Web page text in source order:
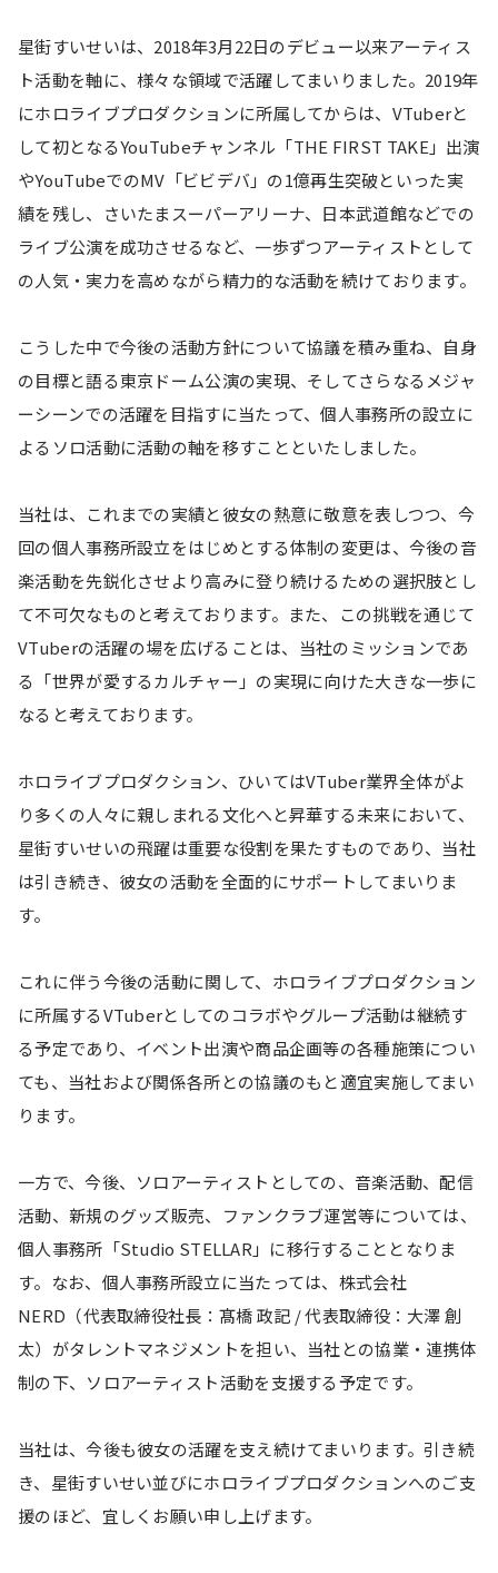
星街すいせいは、2018年3月22日のデビュー以来アーティス
ト活動を軸に、様々な領域で活躍してまいりました。2019年
にホロライブプロダクションに所属してからは、VTuberと
して初となるYouTubeチャンネル「THE FIRST TAKE」出演
やYouTubeでのMV「ビビデバ」の1億再生突破といった実
績を残し、さいたまスーパーアリーナ、日本武道館などでの
ライブ公演を成功させるなど、一歩ずつアーティストとして
の人気・実力を高めながら精力的な活動を続けております。
こうした中で今後の活動方針について協議を積み重ね、自身
の目標と語る東京ドーム公演の実現、そしてさらなるメジャ
ーシーンでの活躍を目指すに当たって、個人事務所の設立に
よるソロ活動に活動の軸を移すことといたしました。
当社は、これまでの実績と彼女の熱意に敬意を表しつつ、今
回の個人事務所設立をはじめとする体制の変更は、今後の音
楽活動を先鋭化させより高みに登り続けるための選択肢とし
て不可欠なものと考えております。また、この挑戦を通じて
VTuberの活躍の場を広げることは、当社のミッションであ
る「世界が愛するカルチャー」の実現に向けた大きな一歩に
なると考えております。
ホロライブプロダクション、ひいてはVTuber業界全体がよ
り多くの人々に親しまれる文化へと昇華する未来において、
星街すいせいの飛躍は重要な役割を果たすものであり、当社
は引き続き、彼女の活動を全面的にサポートしてまいりま
す。
これに伴う今後の活動に関して、ホロライブプロダクション
に所属するVTuberとしてのコラボやグループ活動は継続す
る予定であり、イベント出演や商品企画等の各種施策につい
ても、当社および関係各所との協議のもと適宜実施してまい
ります。
一方で、今後、ソロアーティストとしての、音楽活動、配信
活動、新規のグッズ販売、ファンクラブ運営等については、
個人事務所「Studio STELLAR」に移行することとなりま
す。なお、個人事務所設立に当たっては、株式会社
NERD（代表取締役社長：髙橋 政記 / 代表取締役：大澤 創
太）がタレントマネジメントを担い、当社との協業・連携体
制の下、ソロアーティスト活動を支援する予定です。
当社は、今後も彼女の活躍を支え続けてまいります。引き続
き、星街すいせい並びにホロライブプロダクションへのご支
援のほど、宜しくお願い申し上げます。